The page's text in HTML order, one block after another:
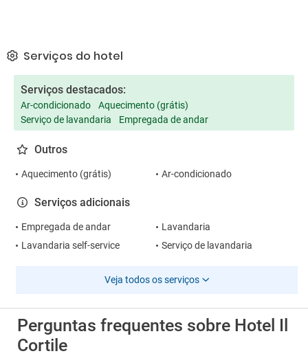
Serviços do hotel
Serviços destacados:
Ar-condicionado
Aquecimento (grátis)
Serviço de lavandaria
Empregada de andar
Outros
Aquecimento (grátis) Ar-condicionado
Serviços adicionais
Empregada de andar
Lavandaria
Lavandaria self-service
Serviço de lavandaria
Veja todos os serviços
Perguntas frequentes sobre Hotel Il
Cortile